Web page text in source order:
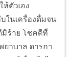
ตัวเอง
ในเครื่องดื่มจน
ร้าย โชคดีที่
ยาบาล ดารกา